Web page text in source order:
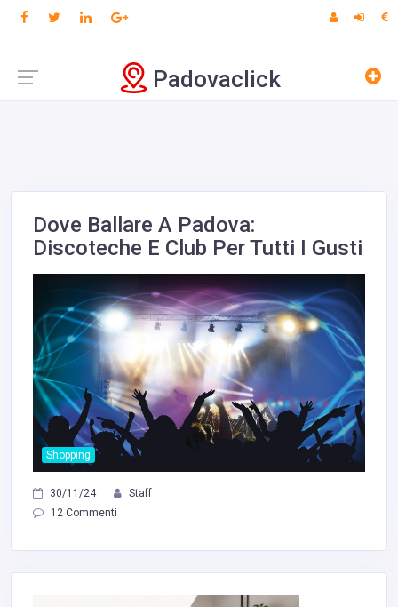
Padovaclick
Dove Ballare A Padova:
Discoteche E Club Per Tutti I Gusti
Shopping
30/11/24
Staff
12 Commenti